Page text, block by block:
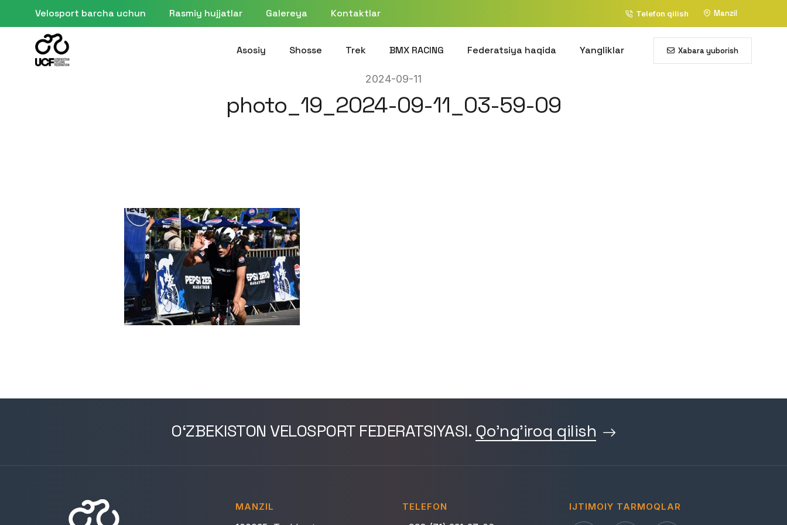
Velosport barcha uchun Rasmiy hujjatlar Galereya Kontaktlar Telefon qilish Manzil
Asosiy Shosse Trek BMX RACING Federatsiya haqida Yangliklar Xabara yuborish
2024-09-11
photo_19_2024-09-11_03-59-09
O‘ZBEKISTON VELOSPORT FEDERATSIYASI. Qo'ng'iroq qilish
MANZIL TELEFON IJTIMOIY TARMOQLAR